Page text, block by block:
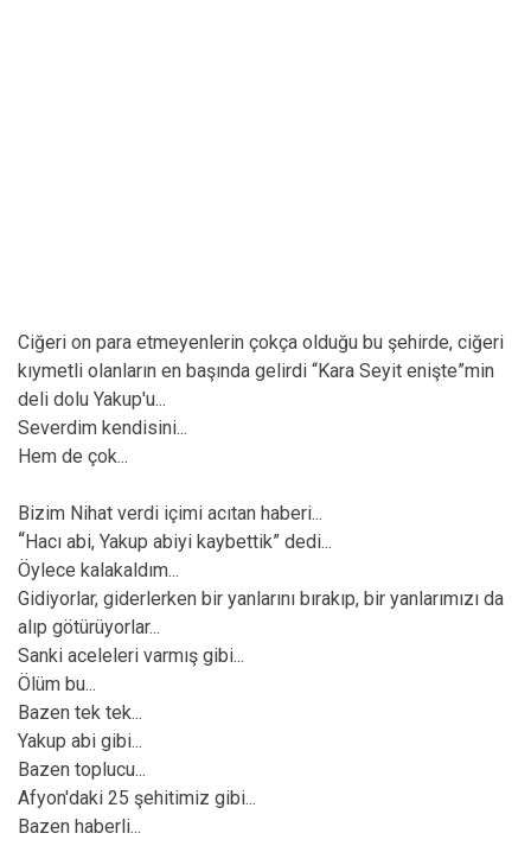
Ciğeri on para etmeyenlerin çokça olduğu bu şehirde, ciğeri
kıymetli olanların en başında gelirdi “Kara Seyit enişte”min
deli dolu Yakup'u...
Severdim kendisini...
Hem de çok...
Bizim Nihat verdi içimi acıtan haberi...
“Hacı abi, Yakup abiyi kaybettik” dedi...
Öylece kalakaldım...
Gidiyorlar, giderlerken bir yanlarını bırakıp, bir yanlarımızı da
alıp götürüyorlar...
Sanki aceleleri varmış gibi...
Ölüm bu...
Bazen tek tek...
Yakup abi gibi...
Bazen toplucu...
Afyon'daki 25 şehitimiz gibi...
Bazen haberli...